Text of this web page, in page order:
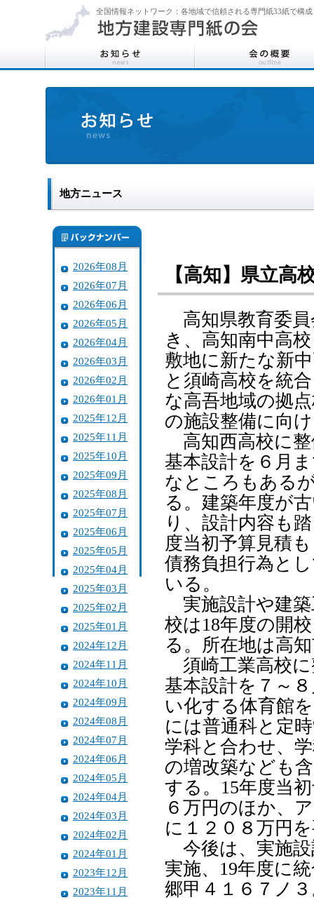
全国情報ネットワーク：各地域で信頼される専門紙33紙で構成
地方ニュース
2026年08月
2026年07月
2026年06月
2026年05月
2026年04月
2026年03月
2026年02月
2026年01月
2025年12月
2025年11月
2025年10月
2025年09月
2025年08月
2025年07月
2025年06月
2025年05月
2025年04月
2025年03月
2025年02月
2025年01月
2024年12月
2024年11月
2024年10月
2024年09月
2024年08月
2024年07月
2024年06月
2024年05月
2024年04月
2024年03月
2024年02月
2024年01月
2023年12月
2023年11月
【高知】県立高
高知県教育委員
き、高知南中高
敷地に新たな新
と須崎高校を統
な高吾地域の拠
の施設整備に向
高知西高校に整
基本設計を６月
なところもある
る。建築年度が
り、設計内容も
度当初予算見積
債務負担行為と
いる。
実施設計や建築
校は18年度の開
る。所在地は高
須崎工業高校に
基本設計を７～
い化する体育館
には普通科と定
学科と合わせ、
の増改築なども
する。15年度当
６万円のほか、
に１２０８万円
今後は、実施設
実施、19年度に
郷甲４１６７ノ